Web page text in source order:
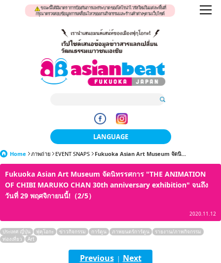
ขณะนี้ได้มีมาตราการป้องกันการแพร่ระบาดของโคโรน่าไวรัสใหม่ในแต่ละพื้นที่
กรุณาตรวจสอบข้อมูลการเคลื่อนไหวของงานกิจกรรมและร้านค้าต่างๆตามเว็บไซต์
LANGUAGE
日本語
한국어
English
ภาษาไทย
Home ภาพถ่าย EVENT SNAPS Fukuoka Asian Art Museum จัดนิ...
Fukuoka Asian Art Museum จัดนิทรรศการ "THE ANIMATION
OF CHIBI MARUKO CHAN 30th anniversary exhibition" จนถึง
วันที่ 29 พฤศจิกายนนี้!（2/5）
2020.11.12
ประเทศ ญี่ปุ่น ฟุคุโอกะ ข่าวกิจกรรม การ์ตูน ภาพยนตร์การ์ตูน
รายงาน/ภาพกิจกรรม
ท่องเที่ยว
Art
Previous| Next